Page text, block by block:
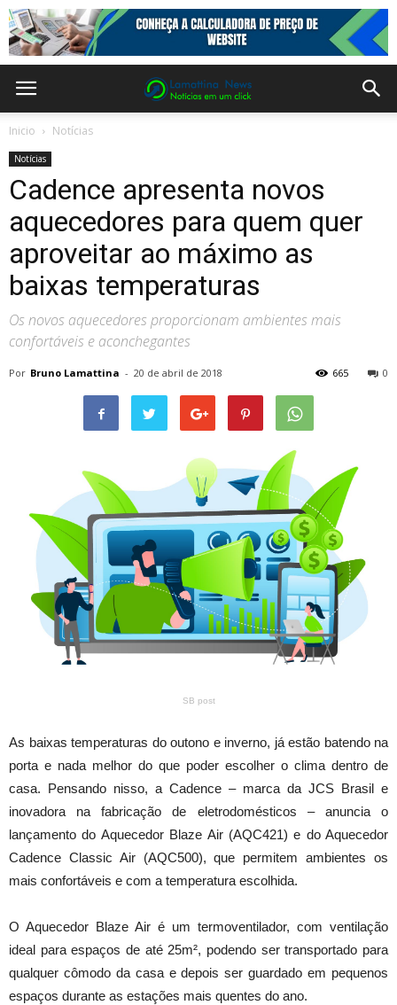
Inicio Notícias
Notícias
Cadence apresenta novos
aquecedores para quem quer
aproveitar ao máximo as
baixas temperaturas
Os novos aquecedores proporcionam ambientes mais
confortáveis e aconchegantes
Por Bruno Lamattina - 20 de abril de 2018 0
665
SB post
As baixas temperaturas do outono e inverno, já estão batendo na
porta e nada melhor do que poder escolher o clima dentro de
casa. Pensando nisso, a Cadence – marca da JCS Brasil e
inovadora na fabricação de eletrodomésticos – anuncia o
lançamento do Aquecedor Blaze Air (AQC421) e do Aquecedor
Cadence Classic Air (AQC500), que permitem ambientes os
mais confortáveis e com a temperatura escolhida.
O Aquecedor Blaze Air é um termoventilador, com ventilação
ideal para espaços de até 25m², podendo ser transportado para
qualquer cômodo da casa e depois ser guardado em pequenos
espaços durante as estações mais quentes do ano.